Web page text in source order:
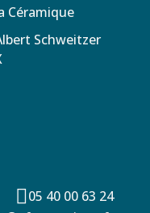
Céramique
Schweitzer
05 40 00 63 24
